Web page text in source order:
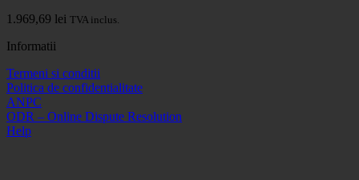
1.969,69 lei TVA inclus.
Informatii
Termeni si conditii
Politica de confidentialitate
ANPC
ODR – Online Dispute Resolution
Help